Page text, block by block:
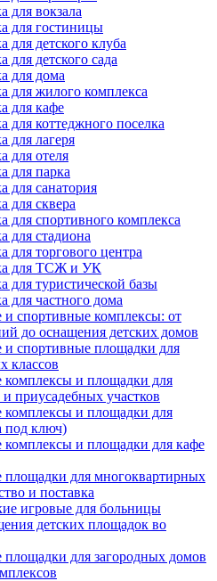
для вокзала
для гостиницы
для детского клуба
для детского сада
для дома
для жилого комплекса
для кафе
для коттеджного поселка
для лагеря
для отеля
для парка
для санатория
для сквера
для спортивного комплекса
для стадиона
для торгового центра
для ТСЖ и УК
для туристической базы
для частного дома
и спортивные комплексы: от
до оснащения детских домов
и спортивные площадки для
классов
комплексы и площадки для
приусадебных участков
комплексы и площадки для
под ключ)
комплексы и площадки для кафе
площадки для многоквартирных
и поставка
игровые для больницы
детских площадок во
площадки для загородных домов